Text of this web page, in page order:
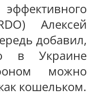
Алексей
добавил,
в Украине
можно
кошельком.